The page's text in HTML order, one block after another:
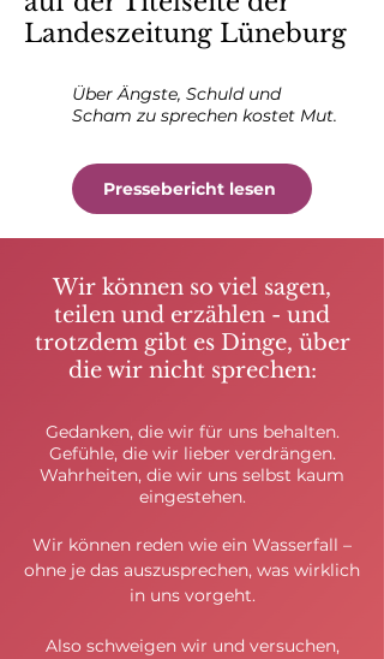
Landeszeitung Lüneburg
Über Ängste, Schuld und
Scham zu sprechen kostet Mut.
Pressebericht lesen
Wir können so viel sagen,
teilen und erzählen - und
trotzdem gibt es Dinge, über
die wir nicht sprechen:
Gedanken, die wir für uns behalten.
Gefühle, die wir lieber verdrängen.
Wahrheiten, die wir uns selbst kaum
eingestehen.
Wir können reden wie ein Wasserfall –
ohne je das auszusprechen, was wirklich
in uns vorgeht.
Also schweigen wir und versuchen,